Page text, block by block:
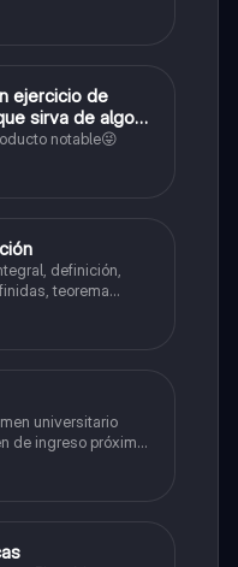
ejercicio de
sirva de algo💕
notable😜
definición,
teorema
integrales
universitario
de ingreso próximo